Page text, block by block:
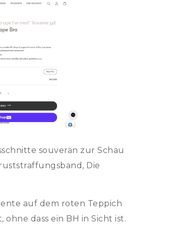
souverän zur Schau
Die
auf dem roten Teppich
dass ein BH in Sicht ist.